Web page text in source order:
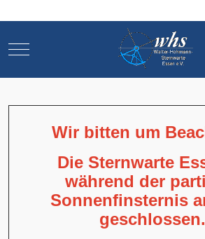
Mobile Menu Toggle
Wir bitten um
Die Sternwarte
während der
Sonnenfinsternis
geschlossen.